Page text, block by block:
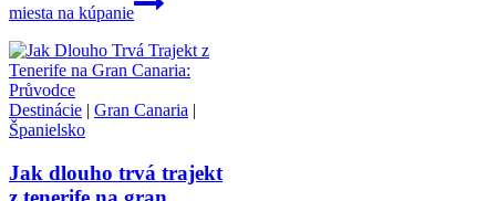
miesta na kúpanie
Destinácie | Gran Canaria |
Španielsko
Jak dlouho trvá trajekt